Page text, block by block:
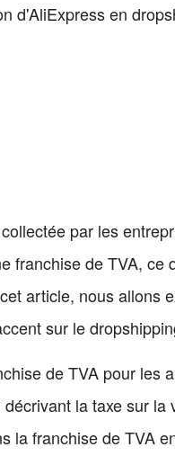
d'AliExpress en
par les
franchise de TVA, ce
article, nous allons
sur le
de TVA pour les
la taxe sur la
la franchise de TVA